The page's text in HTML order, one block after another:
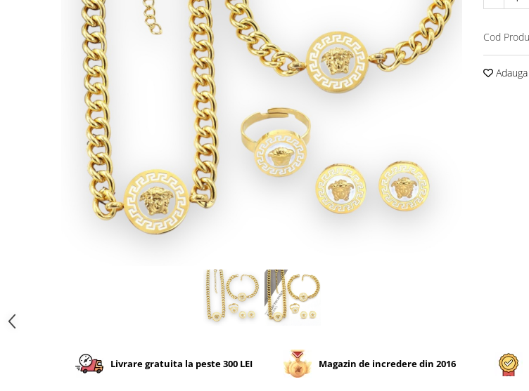
CEASURI DAMA
Cod
Livrare gratuita la peste 300 LEI Magazin de incredere din 2016